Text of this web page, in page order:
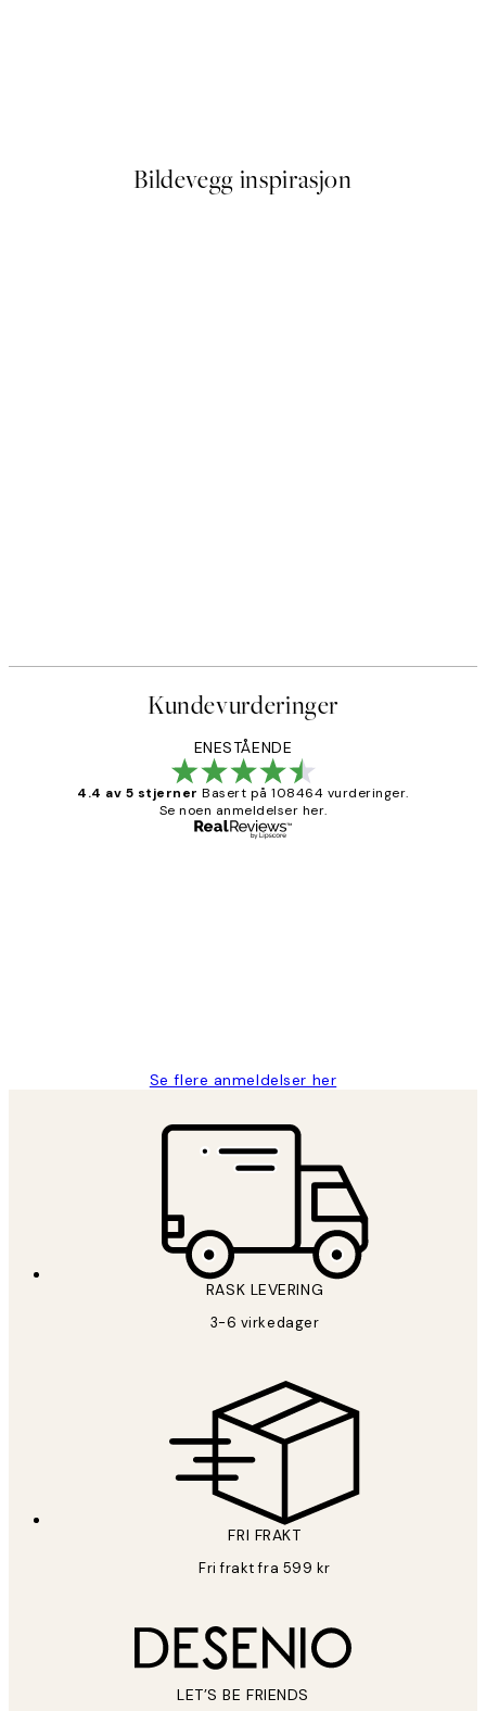
Bildevegg inspirasjon
Kundevurderinger
ENESTÅENDE
4.4 av 5 stjerner Basert på 108464 vurderinger.
Se noen anmeldelser her.
Se flere anmeldelser her
RASK LEVERING
3-6 virkedager
FRI FRAKT
Fri frakt fra 599 kr
LET’S BE FRIENDS